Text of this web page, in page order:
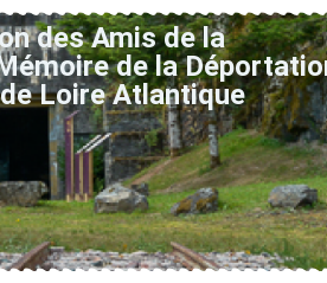
des Amis de la
de la
Loire Atlantique